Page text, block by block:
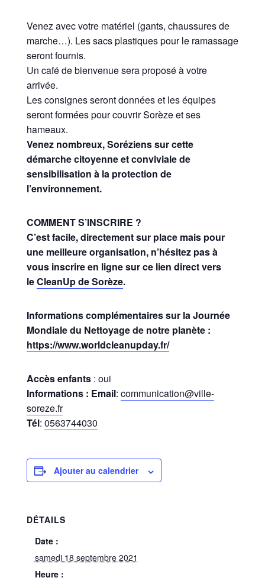
Venez avec votre matériel (gants, chaussures de
marche…). Les sacs plastiques pour le ramassage
seront fournis.
Un café de bienvenue sera proposé à votre
arrivée.
Les consignes seront données et les équipes
seront formées pour couvrir Sorèze et ses
hameaux.
Venez nombreux, Soréziens sur cette
démarche citoyenne et conviviale de
sensibilisation à la protection de
l’environnement.
COMMENT S’INSCRIRE ?
C’est facile, directement sur place mais pour
une meilleure organisation, n’hésitez pas à
vous inscrire en ligne sur ce lien direct vers
leCleanUp de Sorèze.
Informations complémentaires sur la Journée
Mondiale du Nettoyage de notre planète :
https://www.worldcleanupday.fr/
Accès enfants: oui
Informations : Email: communication@ville-
soreze.fr
Tél: 0563744030
Ajouter au calendrier
DÉTAILS
Date :
samedi 18 septembre 2021
Heure :